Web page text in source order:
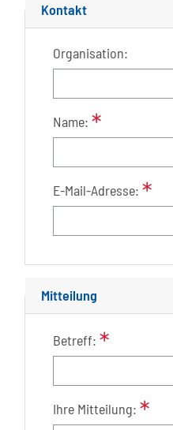
Kontakt
Organisation:
Name:
E-Mail-Adresse:
Mitteilung
Betreff:
Ihre Mitteilung: